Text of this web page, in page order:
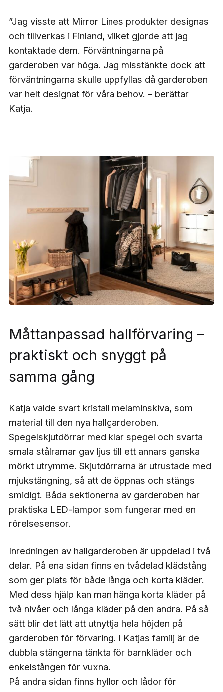
”Jag visste att Mirror Lines produkter designas
och tillverkas i Finland, vilket gjorde att jag
kontaktade dem. Förväntningarna på
garderoben var höga. Jag misstänkte dock att
förväntningarna skulle uppfyllas då garderoben
var helt designat för våra behov. – berättar
Katja.
Måttanpassad hallförvaring –
praktiskt och snyggt på
samma gång
Katja valde svart kristall melaminskiva, som
material till den nya hallgarderoben.
Spegelskjutdörrar med klar spegel och svarta
smala stålramar gav ljus till ett annars ganska
mörkt utrymme. Skjutdörrarna är utrustade med
mjukstängning, så att de öppnas och stängs
smidigt. Båda sektionerna av garderoben har
praktiska LED-lampor som fungerar med en
rörelsesensor.
Inredningen av hallgarderoben är uppdelad i två
delar. På ena sidan finns en tvådelad klädstång
som ger plats för både långa och korta kläder.
Med dess hjälp kan man hänga korta kläder på
två nivåer och långa kläder på den andra. På så
sätt blir det lätt att utnyttja hela höjden på
garderoben för förvaring. I Katjas familj är de
dubbla stängerna tänkta för barnkläder och
enkelstången för vuxna.
På andra sidan finns hyllor och lådor för